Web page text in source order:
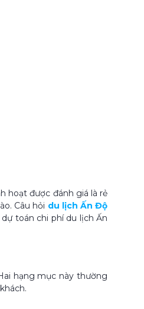
hoạt được đánh giá là rẻ
Câu hỏi du lịch Ấn Độ
toán chi phí du lịch Ấn
hạng mục này thường